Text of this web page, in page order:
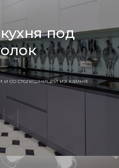
под
и со столешницей из камня